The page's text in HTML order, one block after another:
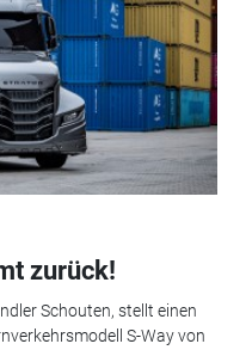
zurück!
Schouten, stellt einen
S-Way von